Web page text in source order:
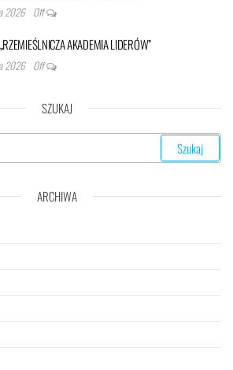
2026 Off
AKADEMIA LIDERÓW”
2026 Off
SZUKAJ
ARCHIWA